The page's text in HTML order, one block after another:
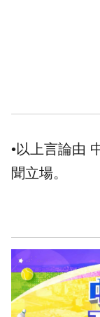
•以上言論由
聞立場。